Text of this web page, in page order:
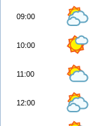
09:00
10:00
11:00
12:00